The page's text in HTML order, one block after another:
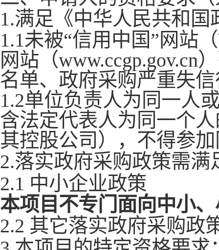
1.满足《中华人民共和
1.1未被“信用中国”网站
网站（www.ccgp.gov.cn
名单、政府采购严重失
1.2单位负责人为同一人
含法定代表人为同一个
其控股公司），不得参
2.落实政府采购政策需满
2.1 中小企业政策
本项目不专门面向中小
2.2 其它落实政府采购政